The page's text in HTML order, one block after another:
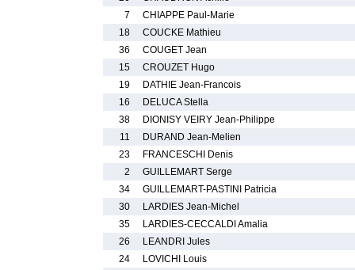
7
CHIAPPE Paul-Marie
18
COUCKE Mathieu
36
COUGET Jean
15
CROUZET Hugo
19
DATHIE Jean-Francois
16
DELUCA Stella
38
DIONISY VEIRY Jean-Philippe
11
DURAND Jean-Melien
23
FRANCESCHI Denis
2
GUILLEMART Serge
34
GUILLEMART-PASTINI Patricia
30
LARDIES Jean-Michel
35
LARDIES-CECCALDI Amalia
26
LEANDRI Jules
24
LOVICHI Louis